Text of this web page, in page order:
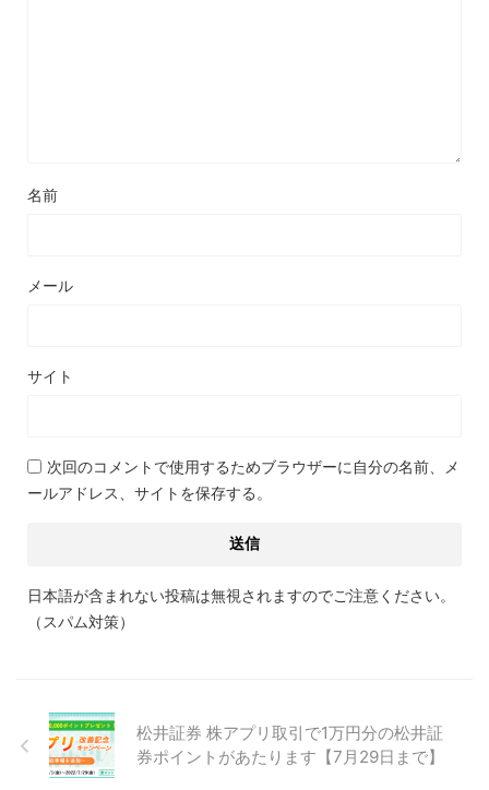
名前
メール
サイト
次回のコメントで使用するためブラウザーに自分の名前、メ
ールアドレス、サイトを保存する。
日本語が含まれない投稿は無視されますのでご注意ください。
（スパム対策）
松井証券 株アプリ取引で1万円分の松井証
券ポイントがあたります【7月29日まで】